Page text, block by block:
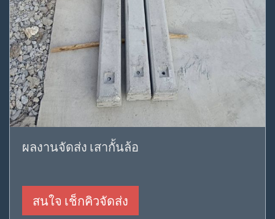
ผลงานจัดส่ง เสากั้นล้อ
สนใจ เช็กคิวจัดส่ง